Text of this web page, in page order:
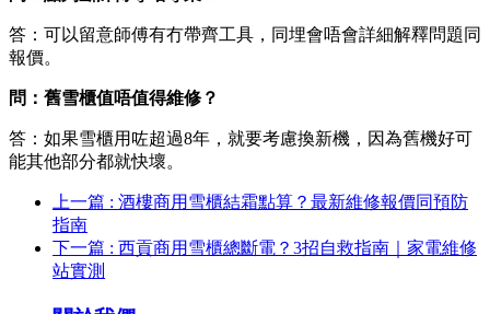
答：可以留意師傅有冇帶齊工具，同埋會唔會詳細解釋問題同
報價。
問：舊雪櫃值唔值得維修？
答：如果雪櫃用咗超過8年，就要考慮換新機，因為舊機好可
能其他部分都就快壞。
上一篇 : 酒樓商用雪櫃結霜點算？最新維修報價同預防
指南
下一篇 : 西貢商用雪櫃總斷電？3招自救指南｜家電維修
站實測